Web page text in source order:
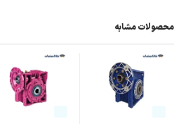
محصولات مشابه